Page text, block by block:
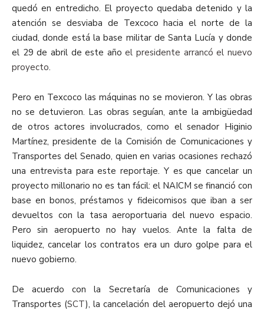
quedó en entredicho. El proyecto quedaba detenido y la
atención se desviaba de Texcoco hacia el norte de la
ciudad, donde está la base militar de Santa Lucía y donde
el 29 de abril de este añoel presidente arrancó el nuevo
proyecto.
Pero en Texcoco las máquinas no se movieron. Y las obras
no se detuvieron. Las obras seguían, ante la ambigüedad
de otros actores involucrados, como el senador Higinio
Martínez, presidente de la Comisión de Comunicaciones y
Transportes del Senado, quien en varias ocasiones rechazó
una entrevista para este reportaje. Y es que cancelar un
proyecto millonario no es tan fácil: el NAICM se financió con
base en bonos, préstamos y fideicomisos que iban a ser
devueltos con la tasa aeroportuaria del nuevo espacio.
Pero sin aeropuerto no hay vuelos. Ante la falta de
liquidez, cancelar los contratos era un duro golpe para el
nuevo gobierno.
De acuerdo con la Secretaría de Comunicaciones y
Transportes (SCT), la cancelación del aeropuerto dejó una